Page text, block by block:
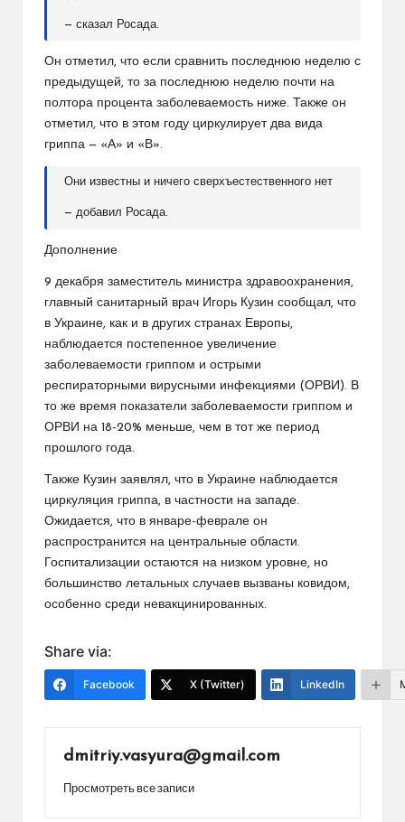
— сказал Росада.
Он отметил, что если сравнить последнюю неделю с
предыдущей, то за последнюю неделю почти на
полтора процента заболеваемость ниже. Также он
отметил, что в этом году циркулирует два вида
гриппа — «А» и «В».
Они известны и ничего сверхъестественного нет
— добавил Росада.
Дополнение
9 декабря заместитель министра здравоохранения,
главный санитарный врач Игорь Кузин сообщал, что
в Украине, как и в других странах Европы,
наблюдается постепенное увеличение
заболеваемости гриппом и острыми
респираторными вирусными инфекциями (ОРВИ). В
то же время показатели заболеваемости гриппом и
ОРВИ на 18-20% меньше, чем в тот же период
прошлого года.
Также Кузин заявлял, что в Украине наблюдается
циркуляция гриппа, в частности на западе.
Ожидается, что в январе-феврале он
распространится на центральные области.
Госпитализации остаются на низком уровне, но
большинство летальных случаев вызваны ковидом,
особенно среди невакцинированных.
Share via:
Facebook X (Twitter) LinkedIn
dmitriy.vasyura@gmail.com
Просмотреть все записи